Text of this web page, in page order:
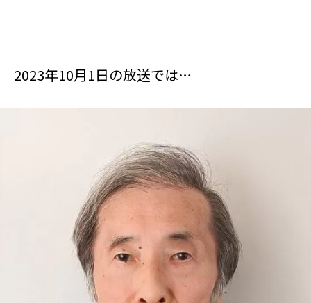
2023年10月1日の放送では…